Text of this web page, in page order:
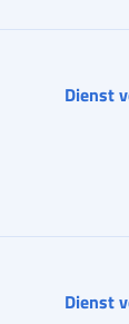
Dienst
Dienst